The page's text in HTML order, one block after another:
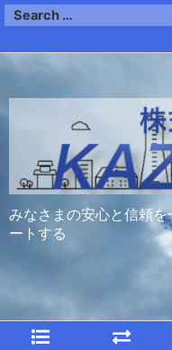
みなさまの安心と信頼
ートする